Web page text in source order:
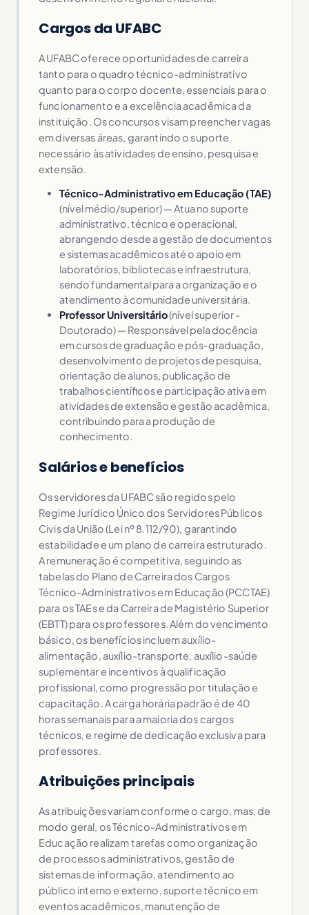
Cargos da UFABC
A UFABC oferece oportunidades de carreira
tanto para o quadro técnico-administrativo
quanto para o corpo docente, essenciais para o
funcionamento e a excelência acadêmica da
instituição. Os concursos visam preencher vagas
em diversas áreas, garantindo o suporte
necessário às atividades de ensino, pesquisa e
extensão.
Técnico-Administrativo em Educação (TAE)
(nível médio/superior) — Atua no suporte
administrativo, técnico e operacional,
abrangendo desde a gestão de documentos
e sistemas acadêmicos até o apoio em
laboratórios, bibliotecas e infraestrutura,
sendo fundamental para a organização e o
atendimento à comunidade universitária.
Professor Universitário(nível superior -
Doutorado) — Responsável pela docência
em cursos de graduação e pós-graduação,
desenvolvimento de projetos de pesquisa,
orientação de alunos, publicação de
trabalhos científicos e participação ativa em
atividades de extensão e gestão acadêmica,
contribuindo para a produção de
conhecimento.
Salários e benefícios
Os servidores da UFABC são regidos pelo
Regime Jurídico Único dos Servidores Públicos
Civis da União (Lei nº 8.112/90), garantindo
estabilidade e um plano de carreira estruturado.
A remuneração é competitiva, seguindo as
tabelas do Plano de Carreira dos Cargos
Técnico-Administrativos em Educação (PCCTAE)
para os TAEs e da Carreira de Magistério Superior
(EBTT) para os professores. Além do vencimento
básico, os benefícios incluem auxílio-
alimentação, auxílio-transporte, auxílio-saúde
suplementar e incentivos à qualificação
profissional, como progressão por titulação e
capacitação. A carga horária padrão é de 40
horas semanais para a maioria dos cargos
técnicos, e regime de dedicação exclusiva para
professores.
Atribuições principais
As atribuições variam conforme o cargo, mas, de
modo geral, os Técnico-Administrativos em
Educação realizam tarefas como organização
de processos administrativos, gestão de
sistemas de informação, atendimento ao
público interno e externo, suporte técnico em
eventos acadêmicos, manutenção de